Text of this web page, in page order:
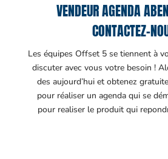
VENDEUR AGENDA
CONTACTEZ-
Les équipes Offset 5 se tiennent à
discuter avec vous votre besoin !
des aujourd’hui et obtenez
pour réaliser un agenda qui se
pour realiser le produit qui